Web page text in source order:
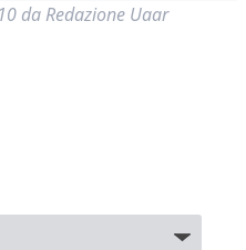
da Redazione Uaar